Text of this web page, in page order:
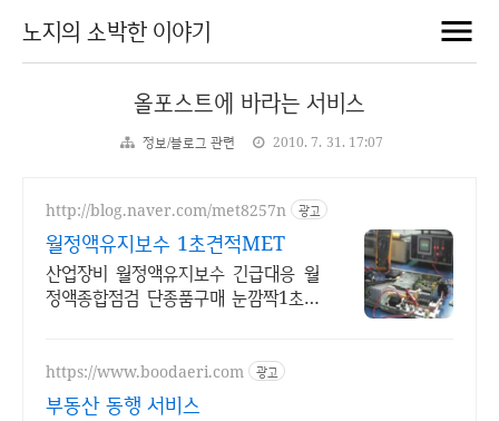
노지의 소박한 이야기
올포스트에 바라는 서비스
정보/블로그 관련 2010. 7. 31. 17:07
http://blog.naver.com/met8257n 광고
월정액유지보수 1초견적MET
산업장비 월정액유지보수 긴급대응 월
정액종합점검 단종품구매 눈깜짝1초견
https://www.boodaeri.com 광고
부동산 동행 서비스